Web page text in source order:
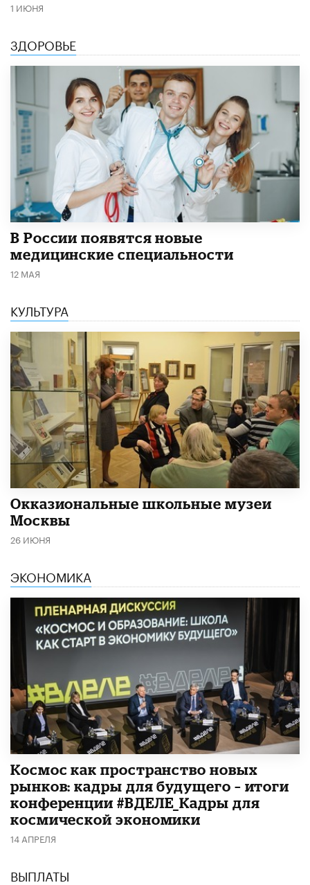
1 ИЮНЯ
ЗДОРОВЬЕ
В России появятся новые
медицинские специальности
12 МАЯ
КУЛЬТУРА
​Окказиональные школьные музеи
Москвы
26 ИЮНЯ
ЭКОНОМИКА
Космос как пространство новых
рынков: кадры для будущего – итоги
конференции #ВДЕЛЕ_Кадры для
космической экономики
14 АПРЕЛЯ
ВЫПЛАТЫ